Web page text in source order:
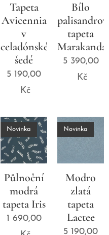
Tapeta
Avicennia
v
celadónské
šedé
5 190,00
Kč
Bílo
tapeta
Marakanda
5 390,00
Kč
Půlnoční
modrá
tapeta Iris
Novinka
1 690,00
Modro
zlatá
tapeta
Lactee
Novinka
5 190,00